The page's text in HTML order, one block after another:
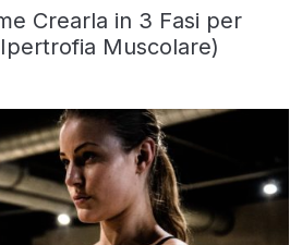
Crearla in 3 Fasi per
Muscolare)